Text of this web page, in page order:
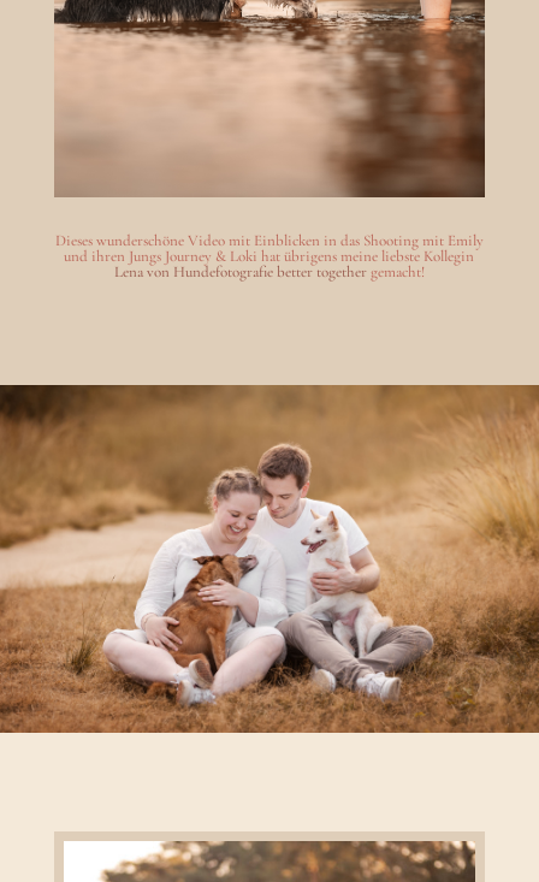
Dieses wunderschöne Video mit Einblicken in das Shooting mit Emily
und ihren Jungs Journey & Loki hat übrigens meine liebste Kollegin
Lena von Hundefotografie better togethergemacht!